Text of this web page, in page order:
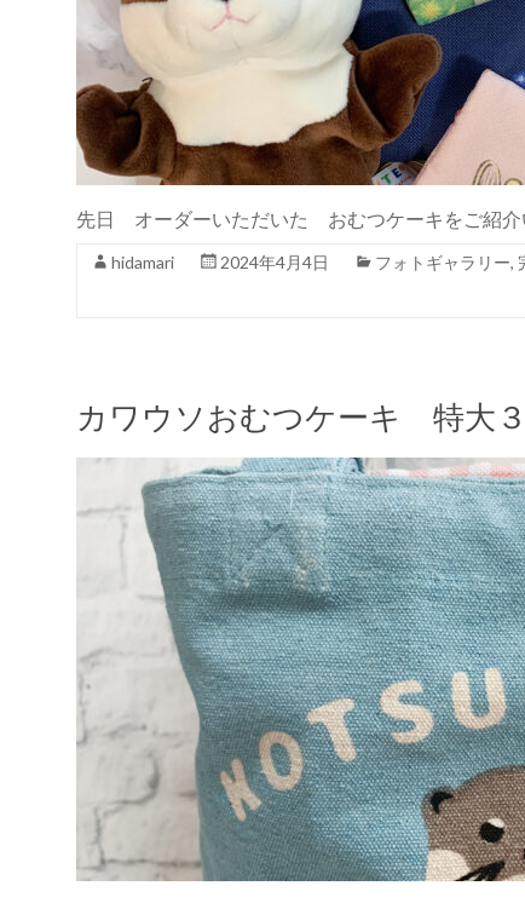
先日 オーダーいただいた おむつケーキをご紹介
hidamari 2024年4月4日 フォトギャラリー,
カワウソおむつケーキ 特大